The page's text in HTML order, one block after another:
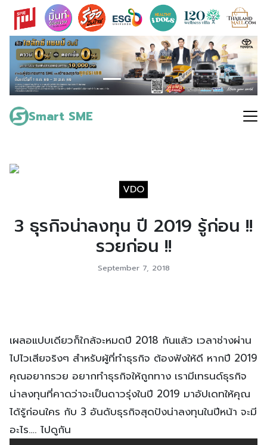
Skip
content
Smart SME
Search
for:
VDO
3 ธุรกิจน่าลงทุน ปี 2019 รู้ก่อน !!
รวยก่อน !!
September 7, 2018
เผลอแปบเดียวก็ใกล้จะหมดปี 2018 กันแล้ว เวลาช่างผ่าน
ไปไวเสียจริงๆ สำหรับผู้ที่ทำธุรกิจ ต้องฟังให้ดี หากปี 2019
คุณอยากรวย อยากทำธุรกิจให้ถูกทาง เรามีเทรนด์ธุรกิจ
น่าลงทุนที่คาดว่าจะเป็นดาวรุ่งในปี 2019 มาอัปเดทให้คุณ
ได้รู้ก่อนใคร กับ 3 อันดับธุรกิจสุดปังน่าลงทุนในปีหน้า จะมี
อะไร…. ไปดูกัน